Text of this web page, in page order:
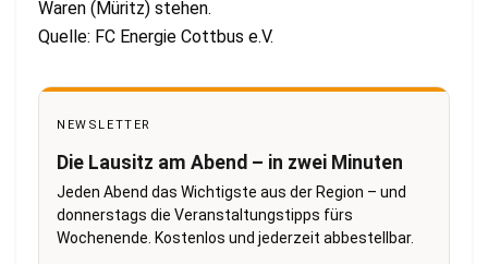
Waren (Müritz) stehen.
Quelle: FC Energie Cottbus e.V.
NEWSLETTER
Die Lausitz am Abend – in zwei Minuten
Jeden Abend das Wichtigste aus der Region – und
donnerstags die Veranstaltungstipps fürs
Wochenende. Kostenlos und jederzeit abbestellbar.